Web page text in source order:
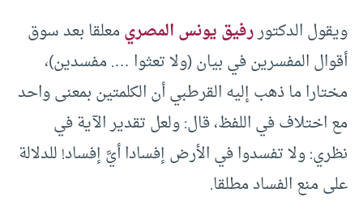
ويقول الدكتوررفيق يونس المصريمعلقا بعد سوق
أقوال المفسرين في بيان (ولا تعثوا …. مفسدين)،
مختارا ما ذهب إليه القرطبي أن الكلمتين بمعنى واحد
مع اختلاف في اللفظ، قال: ولعل تقدير الآية في
نظري: ولا تفسدوا في الأرض إفسادا أيَّ إفساد! للدلالة
على منع الفساد مطلقا.